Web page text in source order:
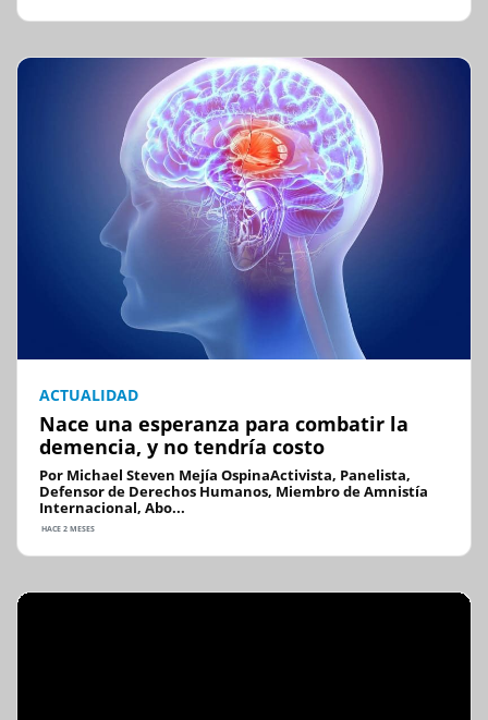
ACTUALIDAD
Nace una esperanza para combatir la
demencia, y no tendría costo
Por Michael Steven Mejía OspinaActivista, Panelista,
Defensor de Derechos Humanos, Miembro de Amnistía
Internacional, Abo...
HACE 2 MESES